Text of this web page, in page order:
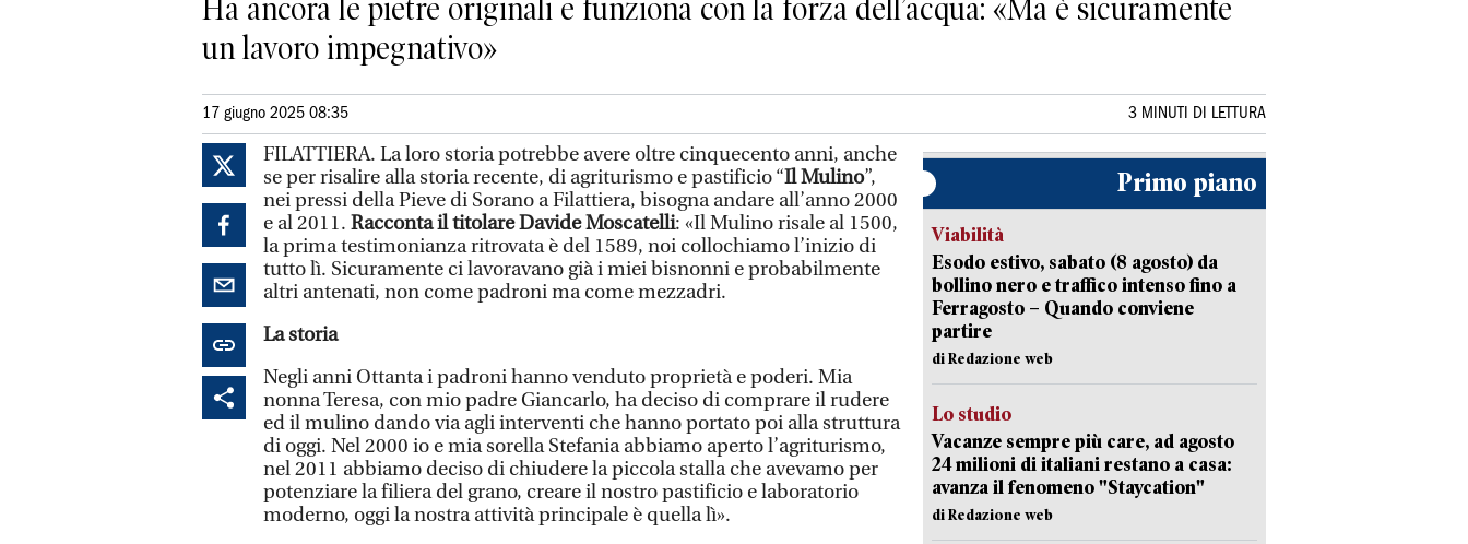
Ha ancora le pietre originali e funziona con la forza dell’acqua: «Ma è sicuramente
un lavoro impegnativo»
17 giugno 2025 08:35 3 MINUTI DI LETTURA
FILATTIERA. La loro storia potrebbe avere oltre cinquecento anni, anche
se per risalire alla storia recente, di agriturismo e pastificio “Il Mulino”,
nei pressi della Pieve di Sorano a Filattiera, bisogna andare all’anno 2000
e al 2011. Racconta il titolare Davide Moscatelli: «Il Mulino risale al 1500,
la prima testimonianza ritrovata è del 1589, noi collochiamo l’inizio di
tutto lì. Sicuramente ci lavoravano già i miei bisnonni e probabilmente
altri antenati, non come padroni ma come mezzadri.
La storia
Negli anni Ottanta i padroni hanno venduto proprietà e poderi. Mia
nonna Teresa, con mio padre Giancarlo, ha deciso di comprare il rudere
ed il mulino dando via agli interventi che hanno portato poi alla struttura
di oggi. Nel 2000 io e mia sorella Stefania abbiamo aperto l’agriturismo,
nel 2011 abbiamo deciso di chiudere la piccola stalla che avevamo per
potenziare la filiera del grano, creare il nostro pastificio e laboratorio
moderno, oggi la nostra attività principale è quella lì».
Primo piano
Viabilità
Esodo estivo, sabato (8 agosto) da
bollino nero e traffico intenso fino a
Ferragosto – Quando conviene
partire
di Redazione web
Lo studio
Vacanze sempre più care, ad agosto
24 milioni di italiani restano a casa:
avanza il fenomeno "Staycation"
di Redazione web